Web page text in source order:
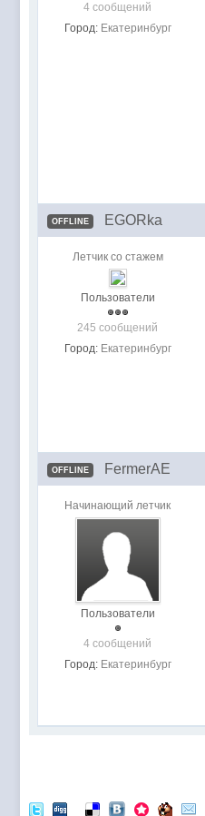
4 сообщений
Город: Екатеринбург
OFFLINE EGORka
Летчик со стажем
Пользователи
245 сообщений
Город: Екатеринбург
OFFLINE FermerAE
Начинающий летчик
Пользователи
4 сообщений
Город: Екатеринбург